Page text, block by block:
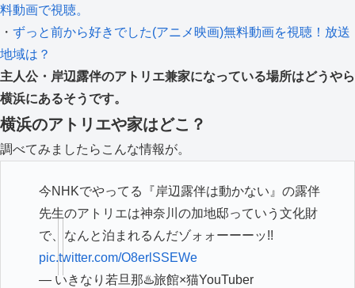
料動画で視聴。
・ ずっと前から好きでした(アニメ映画)無料動画を視聴！放送
地域は？
主人公・岸辺露伴のアトリエ兼家になっている場所はどうやら
横浜にあるそうです。
横浜のアトリエや家はどこ？
調べてみましたらこんな情報が。
今NHKでやってる『岸辺露伴は動かない』の露伴
先生のアトリエは神奈川の加地邸っていう文化財
で、なんと泊まれるんだゾォォーーーッ!!
pic.twitter.com/O8erlSSEWe
— いきなり若旦那♨️旅館×猫YouTuber